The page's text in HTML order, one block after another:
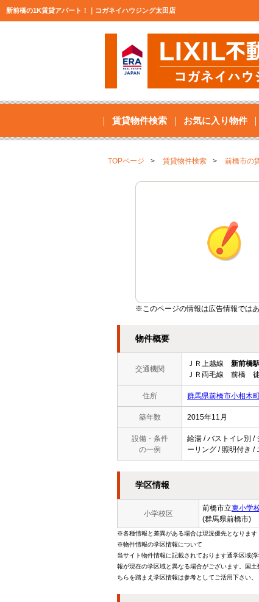
新前橋の1K賃貸アパート！｜コガネイハウジング太田店
賃貸物件検索 お気に入り物件
TOPページ 賃貸物件検索 前橋市の
※このページの情報は広告情報では
物件概要
交通機関
ＪＲ上越線 新前橋
ＪＲ両毛線 前橋
住所 群馬県前橋市小相木
築年数 2015年11月
設備・条件
の一例
給湯 / バストイレ別 /
ーリング / 照明付き /
学区情報
小学校区
前橋市立東小学
(群馬県前橋市)
※各種情報と差異がある場合は現況優先となります
※物件情報の学区情報について
当サイト物件情報に記載されております通学区域(
報が現在の学区域と異なる場合がございます。国
ちらを踏まえ学区情報は参考としてご活用下さい。